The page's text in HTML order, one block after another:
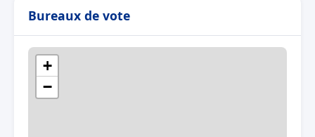
Bureaux de vote
+
−